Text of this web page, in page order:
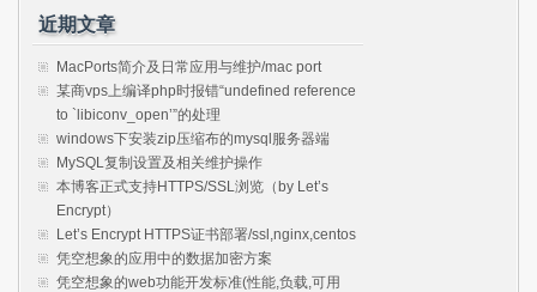
近期文章
MacPorts简介及日常应用与维护/mac port
某商vps上编译php时报错“undefined reference
to `libiconv_open’”的处理
windows下安装zip压缩布的mysql服务器端
MySQL复制设置及相关维护操作
本博客正式支持HTTPS/SSL浏览（by Let’s
Encrypt）
Let’s Encrypt HTTPS证书部署/ssl,nginx,centos
凭空想象的应用中的数据加密方案
凭空想象的web功能开发标准(性能,负载,可用